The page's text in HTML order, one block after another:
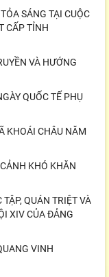
SÁNG TẠI CUỘC
CẤP TỈNH
VÀ HƯỚNG
QUỐC TẾ PHỤ
KHOÁI CHÂU NĂM
KHÓ KHĂN
QUÁN TRIỆT VÀ
XIV CỦA ĐẢNG
VINH